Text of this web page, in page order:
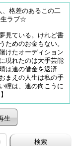
、格差のあるこの二
生ラブ☆
見ている。けれど書
ためのお金もない。
けたオーディション
現れたのは大手芸能
は連の借金を返済
まえの人生は私の手
瞳は、連の向こうに
生
検索